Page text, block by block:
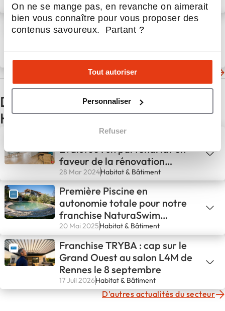
On ne se mange pas, en revanche on aimerait
bien vous connaître pour vous proposer des
contenus savoureux. Partant ?
Tout autoriser
Personnaliser
Refuser
30 Juin 2025 Actualités
Camif Habitat : un séminaire
2025 placé sous le signe du
collectif et de la projection
27 Juin 2025Habitat & Bâtiment
Les dernières actualités de Camif Habitat
D'autres actualités du secteur
Habitat & Bâtiment
Avenir Rénovations et
Evalutoo : un partenariat en
faveur de la rénovation
énergétique
28 Mar 2024Habitat & Bâtiment
Première Piscine en
autonomie totale pour notre
franchise NaturaSwim
d’Avignon !💪
20 Mai 2025Habitat & Bâtiment
Franchise TRYBA : cap sur le
Grand Ouest au salon L4M de
Rennes le 8 septembre
17 Juil 2026Habitat & Bâtiment
D'autres actualités du secteur